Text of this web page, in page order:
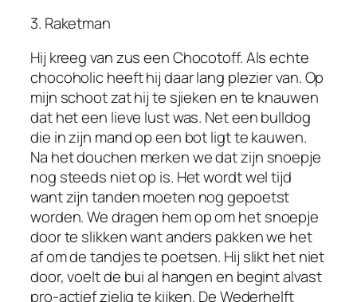
3. Raketman
Hij kreeg van zus een Chocotoff. Als echte
chocoholic heeft hij daar lang plezier van. Op
mijn schoot zat hij te sjieken en te knauwen
dat het een lieve lust was. Net een bulldog
die in zijn mand op een bot ligt te kauwen.
Na het douchen merken we dat zijn snoepje
nog steeds niet op is. Het wordt wel tijd
want zijn tanden moeten nog gepoetst
worden. We dragen hem op om het snoepje
door te slikken want anders pakken we het
af om de tandjes te poetsen. Hij slikt het niet
door, voelt de bui al hangen en begint alvast
pro-actief zielig te kijken. De Wederhelft